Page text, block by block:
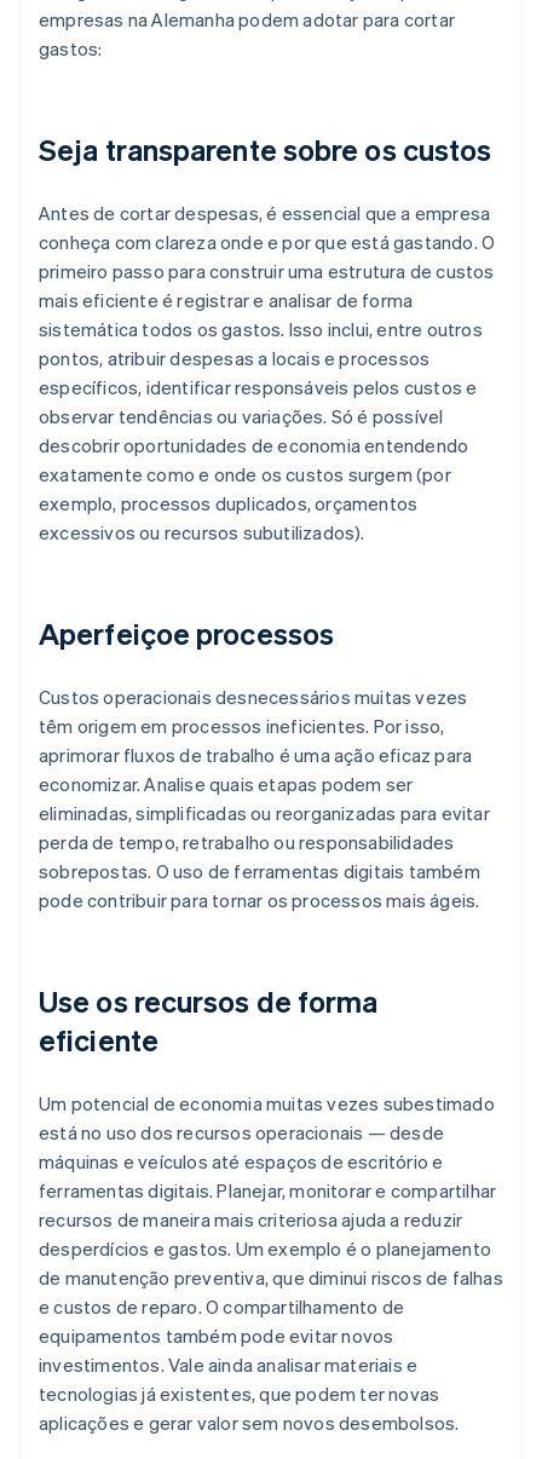
empresas na Alemanha podem adotar para cortar
gastos:
Seja transparente sobre os custos
Antes de cortar despesas, é essencial que a empresa
conheça com clareza onde e por que está gastando. O
primeiro passo para construir uma estrutura de custos
mais eficiente é registrar e analisar de forma
sistemática todos os gastos. Isso inclui, entre outros
pontos, atribuir despesas a locais e processos
específicos, identificar responsáveis pelos custos e
observar tendências ou variações. Só é possível
descobrir oportunidades de economia entendendo
exatamente como e onde os custos surgem (por
exemplo, processos duplicados, orçamentos
excessivos ou recursos subutilizados).
Aperfeiçoe processos
Custos operacionais desnecessários muitas vezes
têm origem em processos ineficientes. Por isso,
aprimorar fluxos de trabalho é uma ação eficaz para
economizar. Analise quais etapas podem ser
eliminadas, simplificadas ou reorganizadas para evitar
perda de tempo, retrabalho ou responsabilidades
sobrepostas. O uso de ferramentas digitais também
pode contribuir para tornar os processos mais ágeis.
Use os recursos de forma
eficiente
Um potencial de economia muitas vezes subestimado
está no uso dos recursos operacionais — desde
máquinas e veículos até espaços de escritório e
ferramentas digitais. Planejar, monitorar e compartilhar
recursos de maneira mais criteriosa ajuda a reduzir
desperdícios e gastos. Um exemplo é o planejamento
de manutenção preventiva, que diminui riscos de falhas
e custos de reparo. O compartilhamento de
equipamentos também pode evitar novos
investimentos. Vale ainda analisar materiais e
tecnologias já existentes, que podem ter novas
aplicações e gerar valor sem novos desembolsos.